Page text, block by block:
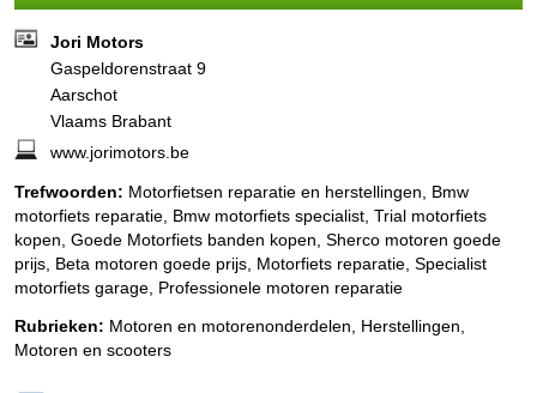
Jori Motors
Gaspeldorenstraat 9
Aarschot
Vlaams Brabant
www.jorimotors.be
Trefwoorden: Motorfietsen reparatie en herstellingen, Bmw
motorfiets reparatie, Bmw motorfiets specialist, Trial motorfiets
kopen, Goede Motorfiets banden kopen, Sherco motoren goede
prijs, Beta motoren goede prijs, Motorfiets reparatie, Specialist
motorfiets garage, Professionele motoren reparatie
Rubrieken: Motoren en motorenonderdelen Herstellingen
Motoren en scooters